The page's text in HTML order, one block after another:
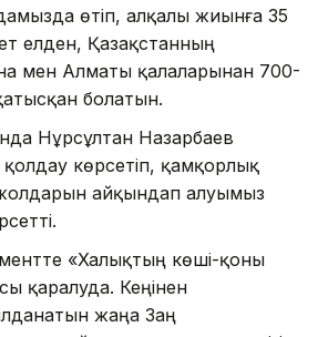
өтіп, алқалы жиынға 35
елден, Қазақстанның
мен Алматы қалаларынан 700-
болатын.
Нұрсұлтан Назарбаев
көрсетіп, қамқорлық
айқындап алуымыз
«Халықтың көші-қоны
қаралуда. Кеңінен
жаңа Заң